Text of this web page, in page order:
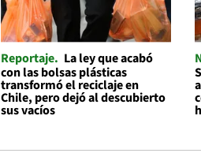
Reportaje
La ley que acabó
con las bolsas plásticas
transformó el reciclaje en
Chile, pero dejó al descubierto
sus vacíos